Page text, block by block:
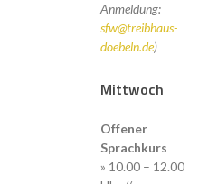
Anmeldung:
sfw@treibhaus-
doebeln.de)
Mittwoch
Offener
Sprachkurs
» 10.00 – 12.00